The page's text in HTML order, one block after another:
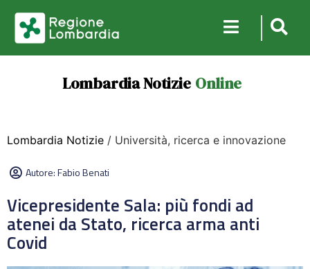
Lombardia Notizie Online
Lombardia Notizie / Università, ricerca e innovazione
Autore:Fabio Benati
Vicepresidente Sala: più fondi ad
atenei da Stato, ricerca arma anti
Covid